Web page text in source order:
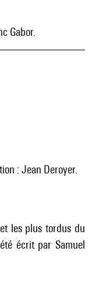
Gabor.
: Jean Deroyer.
les plus tordus du
écrit par Samuel